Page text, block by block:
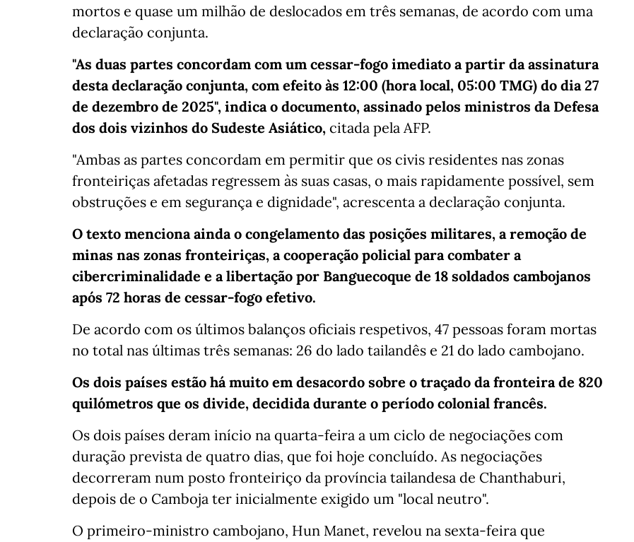
mortos e quase um milhão de deslocados em três semanas, de acordo com uma
declaração conjunta.
"As duas partes concordam com um cessar-fogo imediato a partir da assinatura
desta declaração conjunta, com efeito às 12:00 (hora local, 05:00 TMG) do dia 27
de dezembro de 2025", indica o documento, assinado pelos ministros da Defesa
dos dois vizinhos do Sudeste Asiático, citada pela AFP.
"Ambas as partes concordam em permitir que os civis residentes nas zonas
fronteiriças afetadas regressem às suas casas, o mais rapidamente possível, sem
obstruções e em segurança e dignidade", acrescenta a declaração conjunta.
O texto menciona ainda o congelamento das posições militares, a remoção de
minas nas zonas fronteiriças, a cooperação policial para combater a
cibercriminalidade e a libertação por Banguecoque de 18 soldados cambojanos
após 72 horas de cessar-fogo efetivo.
De acordo com os últimos balanços oficiais respetivos, 47 pessoas foram mortas
no total nas últimas três semanas: 26 do lado tailandês e 21 do lado cambojano.
Os dois países estão há muito em desacordo sobre o traçado da fronteira de 820
quilómetros que os divide, decidida durante o período colonial francês.
Os dois países deram início na quarta-feira a um ciclo de negociações com
duração prevista de quatro dias, que foi hoje concluído. As negociações
decorreram num posto fronteiriço da província tailandesa de Chanthaburi,
depois de o Camboja ter inicialmente exigido um "local neutro".
O primeiro-ministro cambojano, Hun Manet, revelou na sexta-feira que